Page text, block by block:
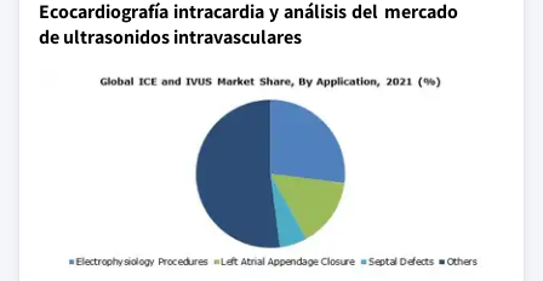
Ecocardiografía intracardia y análisis del mercado
de ultrasonidos intravasculares